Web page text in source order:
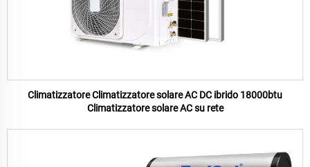
Climatizzatore Climatizzatore solare AC DC ibrido 18000btu
Climatizzatore solare AC su rete